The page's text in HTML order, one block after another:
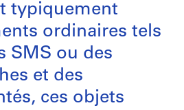
typiquement
ordinaires tels
SMS ou des
et des
ces objets